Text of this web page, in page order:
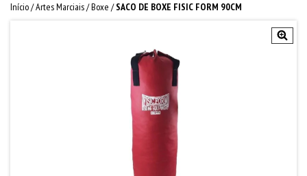
Início/Artes Marciais/Boxe / SACO DE BOXE FISIC FORM 90CM